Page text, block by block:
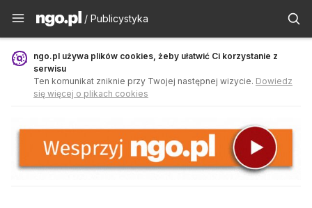
Publicystyka - ngo.pl
/ Publicystyka
ngo.pl używa plików cookies, żeby ułatwić Ci korzystanie z
serwisu
Ten komunikat zniknie przy Twojej następnej wizycie. Dowiedz
się więcej o plikach cookies